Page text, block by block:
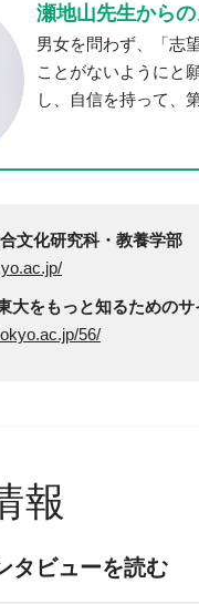
瀬地山先生から
男女を問わず、「志
ことがないようにと
し、自信を持って、
文化研究科・教養学部
大をもっと知るための
56/
報
タビューを読む